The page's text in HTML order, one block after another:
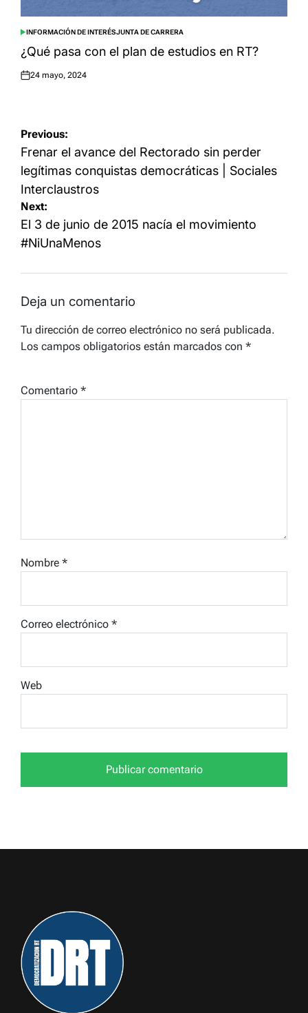
POSTED
INFORMACIÓN DE INTERÉSJUNTA DE CARRERA
¿Qué pasa con el plan de estudios en RT?
Posted
24 mayo, 2024
Navegación
de
entradas
Previous:
Frenar el avance del Rectorado sin perder
legítimas conquistas democráticas | Sociales
Interclaustros
Next:
El 3 de junio de 2015 nacía el movimiento
#NiUnaMenos
Deja un comentario
Tu dirección de correo electrónico no será publicada.
Los campos obligatorios están marcados con *
Comentario *
Nombre *
Correo electrónico *
Web